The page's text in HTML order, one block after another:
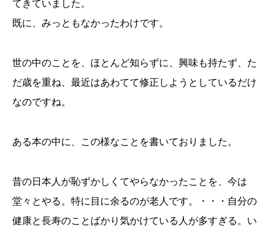
てきていました。
既に、みっともなかったわけです。
世の中のことを、ほとんど知らずに、興味も持たず、た
だ歳を重ね、最近はあわてて修正しようとしているだけ
なのですね。
ある本の中に、この様なことを書いておりました。
昔の日本人が恥ずかしくてやらなかったことを、今は
堂々とやる。特に目に余るのが老人です。・・・自分の
健康と長寿のことばかり気かけている人が多すぎる。い